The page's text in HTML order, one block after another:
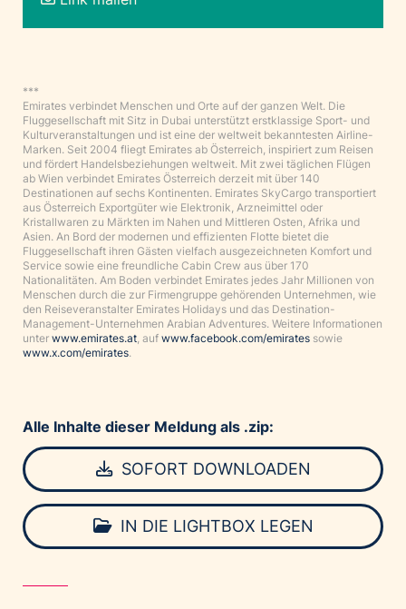
***
Emirates verbindet Menschen und Orte auf der ganzen Welt. Die
Fluggesellschaft mit Sitz in Dubai unterstützt erstklassige Sport- und
Kulturveranstaltungen und ist eine der weltweit bekanntesten Airline-
Marken. Seit 2004 fliegt Emirates ab Österreich, inspiriert zum Reisen
und fördert Handelsbeziehungen weltweit. Mit zwei täglichen Flügen
ab Wien verbindet Emirates Österreich derzeit mit über 140
Destinationen auf sechs Kontinenten. Emirates SkyCargo transportiert
aus Österreich Exportgüter wie Elektronik, Arzneimittel oder
Kristallwaren zu Märkten im Nahen und Mittleren Osten, Afrika und
Asien. An Bord der modernen und effizienten Flotte bietet die
Fluggesellschaft ihren Gästen vielfach ausgezeichneten Komfort und
Service sowie eine freundliche Cabin Crew aus über 170
Nationalitäten. Am Boden verbindet Emirates jedes Jahr Millionen von
Menschen durch die zur Firmengruppe gehörenden Unternehmen, wie
den Reiseveranstalter Emirates Holidays und das Destination-
Management-Unternehmen Arabian Adventures. Weitere Informationen
unter www.emirates.at, auf www.facebook.com/emirates sowie
www.x.com/emirates.
Alle Inhalte dieser Meldung als .zip:
SOFORT DOWNLOADEN
IN DIE LIGHTBOX LEGEN